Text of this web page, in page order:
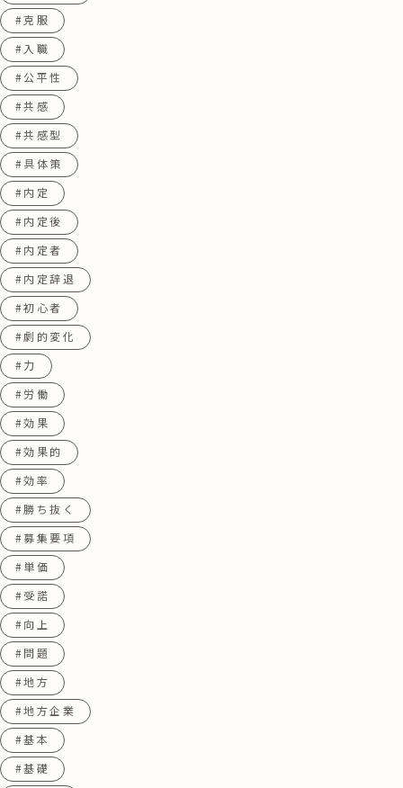
#克服
#入職
#公平性
#共感
#共感型
#具体策
#内定
#内定後
#内定者
#内定辞退
#初心者
#劇的変化
#力
#労働
#効果
#効果的
#効率
#勝ち抜く
#募集要項
#単価
#受諾
#向上
#問題
#地方
#地方企業
#基本
#基礎